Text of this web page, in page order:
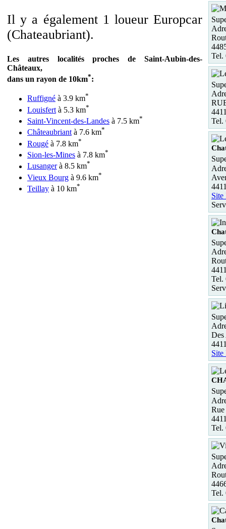
Il y a également 1 loueur Europcar
(Chateaubriant).
Les autres localités proches de Saint-Aubin-des-
Châteaux,
dans un rayon de 10km*:
Ruffigné à 3.9 km*
Louisfert à 5.3 km*
Saint-Vincent-des-Landes à 7.5 km*
Châteaubriantà 7.6 km*
Rougé à 7.8 km*
Sion-les-Mines à 7.8 km*
Lusangerà 8.5 km*
Vieux Bourg à 9.6 km*
Teillay à 10 km*
Tel.
Tel.
Site
Tel.
Des
Site
Tel.
Tel.